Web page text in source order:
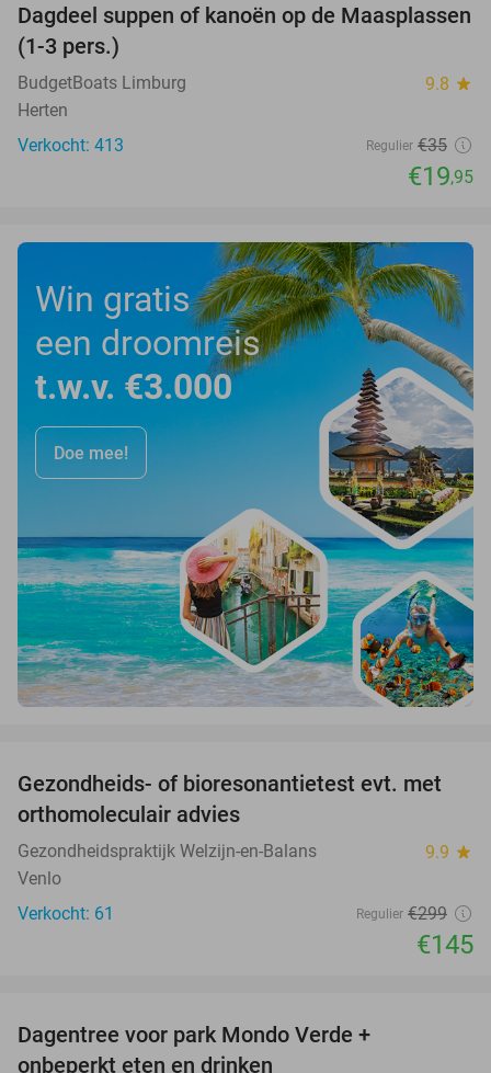
43%
Dagdeel suppen of kanoën op de Maasplassen
(1-3 pers.)
BudgetBoats Limburg 9.8 star
Herten
Verkocht: 413
Regulier €35
€19,95
Win gratis
een droomreis
t.w.v. €3.000
Doe mee!
52%
Gezondheids- of bioresonantietest evt. met
orthomoleculair advies
Gezondheidspraktijk Welzijn-en-Balans 9.9 star
Venlo
Verkocht: 61
Regulier €299
€145
Dagentree voor park Mondo Verde +
onbeperkt eten en drinken